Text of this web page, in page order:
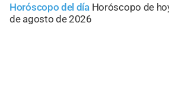
Horóscopo del día Horóscopo de
de agosto de 2026